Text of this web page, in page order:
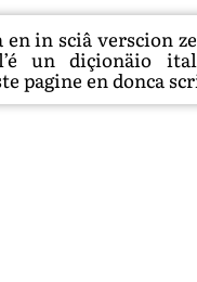
en in sciâ verscion
un diçionäio
pagine en donca